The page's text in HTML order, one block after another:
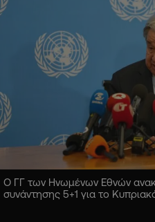
Ο ΓΓ των Ηνωμένων Εθνών
συνάντησης 5+1 για το